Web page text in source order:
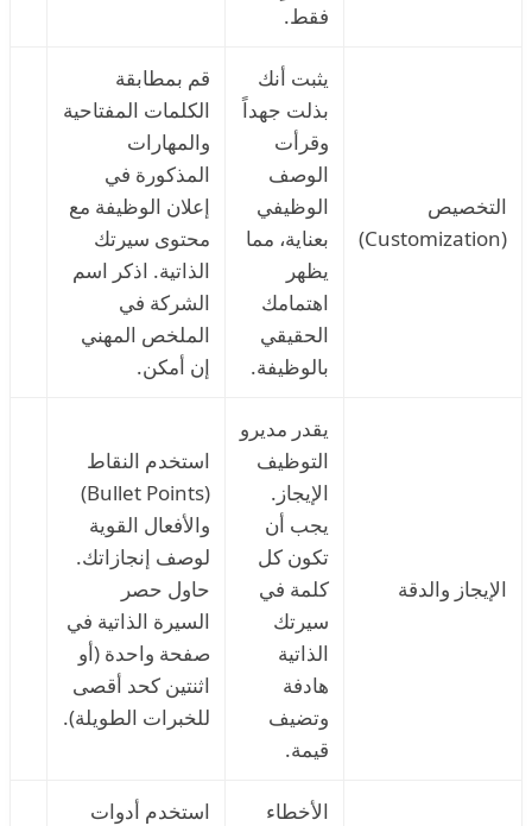
فقط.
التخصيص
(Customization)
يثبت أنك
بذلت جهداً
وقرأت
الوصف
الوظيفي
بعناية، مما
يظهر
اهتمامك
الحقيقي
بالوظيفة.
قم بمطابقة
الكلمات المفتاحية
والمهارات
المذكورة في
إعلان الوظيفة مع
محتوى سيرتك
الذاتية. اذكر اسم
الشركة في
الملخص المهني
إن أمكن.
الإيجاز والدقة
يقدر مديرو
التوظيف
الإيجاز.
يجب أن
تكون كل
كلمة في
سيرتك
الذاتية
هادفة
وتضيف
قيمة.
استخدم النقاط
(Bullet Points)
والأفعال القوية
لوصف إنجازاتك.
حاول حصر
السيرة الذاتية في
صفحة واحدة (أو
اثنتين كحد أقصى
للخبرات الطويلة).
الأخطاء
استخدم أدوات